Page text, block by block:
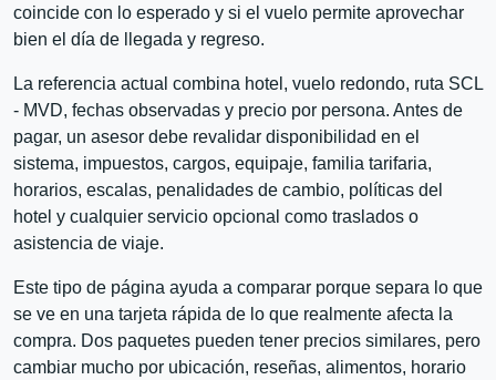
coincide con lo esperado y si el vuelo permite aprovechar
bien el día de llegada y regreso.
La referencia actual combina hotel, vuelo redondo, ruta SCL
- MVD, fechas observadas y precio por persona. Antes de
pagar, un asesor debe revalidar disponibilidad en el
sistema, impuestos, cargos, equipaje, familia tarifaria,
horarios, escalas, penalidades de cambio, políticas del
hotel y cualquier servicio opcional como traslados o
asistencia de viaje.
Este tipo de página ayuda a comparar porque separa lo que
se ve en una tarjeta rápida de lo que realmente afecta la
compra. Dos paquetes pueden tener precios similares, pero
cambiar mucho por ubicación, reseñas, alimentos, horario